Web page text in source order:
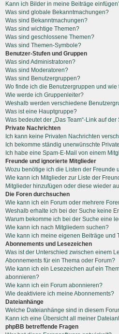
Kann ich Bilder in meine Beiträge
Was sind globale Bekanntmachungen?
Was sind Bekanntmachungen?
Was sind wichtige Themen?
Was sind geschlossene Themen?
Was sind Themen-Symbole?
Benutzer-Stufen und Gruppen
Was sind Administratoren?
Was sind Moderatoren?
Was sind Benutzergruppen?
Wo finde ich die Benutzergruppen und
Wie werde ich Gruppenleiter?
Weshalb werden verschiedene
Was ist eine Hauptgruppe?
Was bedeutet der „Das Team“-Link auf der
Private Nachrichten
Ich kann keine Privaten Nachrichten
Ich bekomme ständig unerwünschte
Ich habe eine Spam-E-Mail von einem
Freunde und ignorierte Mitglieder
Wozu benötige ich die Listen der Freunde
Wie kann ich Mitglieder zur Liste der
Mitglieder hinzufügen oder diese wieder
Die Foren durchsuchen
Wie kann ich ein Forum oder mehrere
Weshalb erhalte ich bei der Suche keine
Warum bekomme ich bei der Suche eine
Wie kann ich nach Mitgliedern suchen?
Wie kann ich meine eigenen Beiträge und
Abonnements und Lesezeichen
Was ist der Unterschied zwischen einem
Abonnements für ein Thema oder Forum?
Wie kann ich ein Lesezeichen auf ein
abonnieren?
Wie kann ich ein Forum abonnieren?
Wie deaktiviere ich meine Abonnements?
Dateianhänge
Welche Dateianhänge sind in diesem
Kann ich eine Übersicht all meiner
phpBB betreffende Fragen